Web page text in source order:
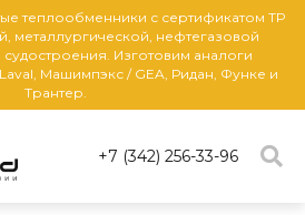
теплообменники с сертификатом ТР
металлургической, нефтегазовой
Изготовим аналоги
Машимпэкс / GEA, Ридан, Функе и
Трантер.
+7 (342) 256-33-96